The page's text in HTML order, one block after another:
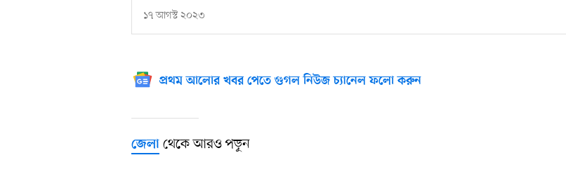
১৭ আগস্ট ২০২৩
প্রথম আলোর খবর পেতে গুগল নিউজ চ্যানেল ফলো করুন
জেলা থেকে আরও পড়ুন